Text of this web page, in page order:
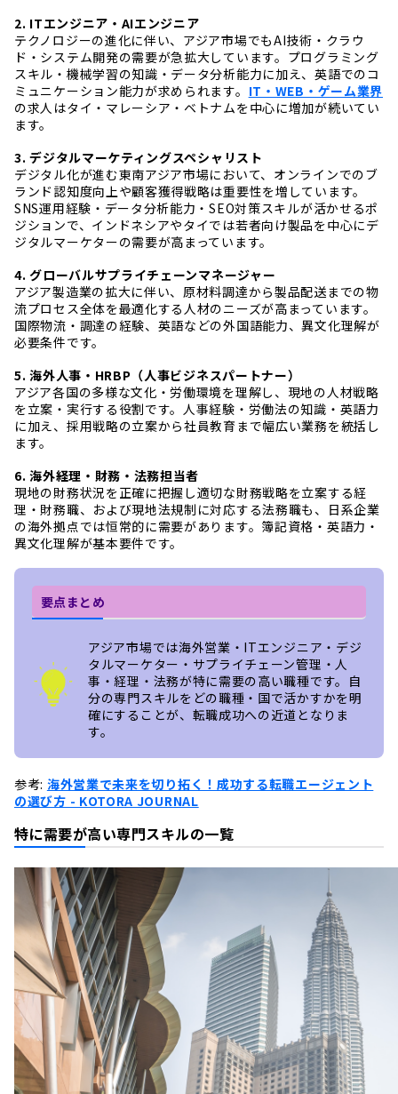
2. ITエンジニア・AIエンジニア
テクノロジーの進化に伴い、アジア市場でもAI技術・クラウ
ド・システム開発の需要が急拡大しています。プログラミング
スキル・機械学習の知識・データ分析能力に加え、英語でのコ
ミュニケーション能力が求められます。 IT・WEB・ゲーム業界
の求人はタイ・マレーシア・ベトナムを中心に増加が続いてい
ます。
3. デジタルマーケティングスペシャリスト
デジタル化が進む東南アジア市場において、オンラインでのブ
ランド認知度向上や顧客獲得戦略は重要性を増しています。
SNS運用経験・データ分析能力・SEO対策スキルが活かせるポ
ジションで、インドネシアやタイでは若者向け製品を中心にデ
ジタルマーケターの需要が高まっています。
4. グローバルサプライチェーンマネージャー
アジア製造業の拡大に伴い、原材料調達から製品配送までの物
流プロセス全体を最適化する人材のニーズが高まっています。
国際物流・調達の経験、英語などの外国語能力、異文化理解が
必要条件です。
5. 海外人事・HRBP（人事ビジネスパートナー）
アジア各国の多様な文化・労働環境を理解し、現地の人材戦略
を立案・実行する役割です。人事経験・労働法の知識・英語力
に加え、採用戦略の立案から社員教育まで幅広い業務を統括し
ます。
6. 海外経理・財務・法務担当者
現地の財務状況を正確に把握し適切な財務戦略を立案する経
理・財務職、および現地法規制に対応する法務職も、日系企業
の海外拠点では恒常的に需要があります。簿記資格・英語力・
異文化理解が基本要件です。
要点まとめ
アジア市場では海外営業・ITエンジニア・デジ
タルマーケター・サプライチェーン管理・人
事・経理・法務が特に需要の高い職種です。自
分の専門スキルをどの職種・国で活かすかを明
確にすることが、転職成功への近道となりま
す。
参考: 海外営業で未来を切り拓く！成功する転職エージェント
の選び方 - KOTORA JOURNAL
特に需要が高い専門スキルの一覧